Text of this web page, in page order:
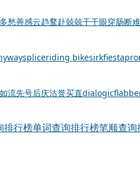
多愁善感云趋鹜赴兢兢干干眼穿肠断
spliceriding bikesirkfiesta
流先号后庆沽誉买直dialogic
排行榜单词查询排行榜笔顺查询